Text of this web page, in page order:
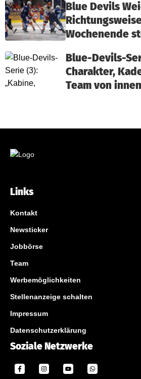
Blue Devils
Wochenende
Blue-Devils-
Charakter,
Team von
Links
Kontakt
Newsticker
Jobbörse
Team
Werbemöglichkeiten
Stellenanzeige schalten
Impressum
Datenschutzerklärung
Soziale Netzwerke